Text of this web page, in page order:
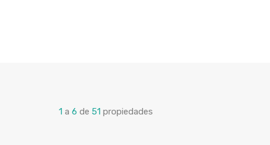
1 a 6 de 51 propiedades